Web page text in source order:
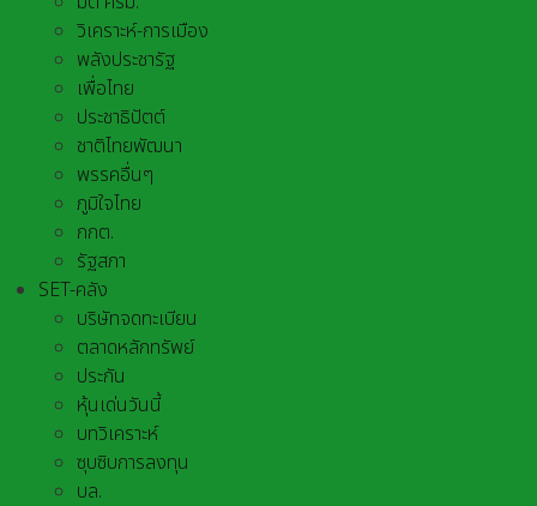
วิเคราะห์-การเมือง
พลังประชารัฐ
เพื่อไทย
ประชาธิปัตต์
ชาติไทยพัฒนา
พรรคอื่นๆ
ภูมิใจไทย
กกต.
รัฐสภา
SET-คลัง
บริษัทจดทะเบียน
ตลาดหลักทรัพย์
ประกัน
หุ้นเด่นวันนี้
บทวิเคราะห์
ซุบซิบการลงทุน
บล.